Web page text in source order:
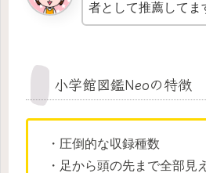
者として推薦してま
小学館図鑑Neoの特徴
・圧倒的な収録種数
・足から頭の先まで全部見